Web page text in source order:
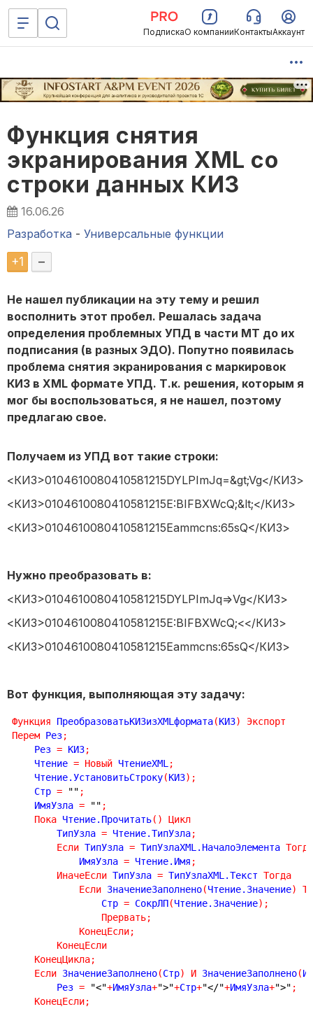
ПодпискаО компанииКонтактыАккаунт
Функция снятия
экранирования XML со
строки данных КИЗ
16.06.26
Разработка - Универсальные функции
+1 –
Не нашел публикации на эту тему и решил
восполнить этот пробел. Решалась задача
определения проблемных УПД в части МТ до их
подписания (в разных ЭДО). Попутно появилась
проблема снятия экранирования с маркировок
КИЗ в XML формате УПД. Т.к. решения, которым я
мог бы воспользоваться, я не нашел, поэтому
предлагаю свое.
Получаем из УПД вот такие строки:
<КИЗ>0104610080410581215DYLPImJq=&gt;Vg</КИЗ>
<КИЗ>0104610080410581215E:BIFBXWcQ;&lt;</КИЗ>
<КИЗ>0104610080410581215Eammcns:65sQ</КИЗ>
Нужно преобразовать в:
<КИЗ>0104610080410581215DYLPImJq=>Vg</КИЗ>
<КИЗ>0104610080410581215E:BIFBXWcQ;<</КИЗ>
<КИЗ>0104610080410581215Eammcns:65sQ</КИЗ>
Вот функция, выполняющая эту задачу:
Функция ПреобразоватьКИЗизXMLформата(КИЗ)
Экспорт
Перем Рез;
Рез = КИЗ;
Чтение = Новый ЧтениеXML;
Чтение.УстановитьСтроку(КИЗ) ;
Стр = "" ;
ИмяУзла = "" ;
Пока Чтение.Прочитать( )
Цикл
ТипУзла = Чтение.ТипУзла;
Если ТипУзла = ТипУзлаXML.НачалоЭлемента
ИмяУзла = Чтение.Имя ;
ИначеЕсли ТипУзла = ТипУзлаXML.Текст Тогда
Если ЗначениеЗаполнено(Чтение.Значение)
Стр = СокрЛП(Чтение.Значение) ;
Прервать;
КонецЕсли;
КонецЕсли
КонецЦикла;
Если ЗначениеЗаполнено(Стр) И ЗначениеЗаполнено(
Рез = "<"+ИмяУзла+">"+Стр+"</"+ИмяУзла+">" ;
КонецЕсли;